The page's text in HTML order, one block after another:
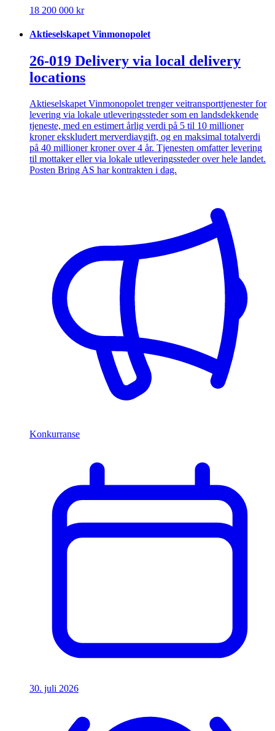
18 200 000 kr
Aktieselskapet Vinmonopolet
26-019 Delivery via local delivery
locations
Aktieselskapet Vinmonopolet trenger veitransporttjenester for
levering via lokale utleveringssteder som en landsdekkende
tjeneste, med en estimert årlig verdi på 5 til 10 millioner
kroner ekskludert merverdiavgift, og en maksimal totalverdi
på 40 millioner kroner over 4 år. Tjenesten omfatter levering
til mottaker eller via lokale utleveringssteder over hele landet.
Posten Bring AS har kontrakten i dag.
Konkurranse
30. juli 2026